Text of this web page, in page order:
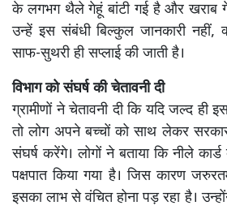
के लगभग थैले गेहूं बांटी गई है और खराब
उन्हें इस संबंधी बिल्कुल जानकारी नहीं,
साफ-सुथरी ही सप्लाई की जाती है।
विभाग को संघर्ष की चेतावनी दी
ग्रामीणों ने चेतावनी दी कि यदि जल्द
तो लोग अपने बच्चों को साथ लेकर
संघर्ष करेंगे। लोगों ने बताया कि नीले
पक्षपात किया गया है। जिस कारण
इसका लाभ से वंचित होना पड़ रहा है।